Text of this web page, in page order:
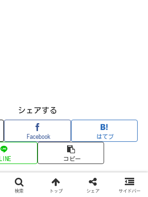
シェアする
Facebook はてブ
LINE コピー
keigo
検索 トップ シェア サイドバー